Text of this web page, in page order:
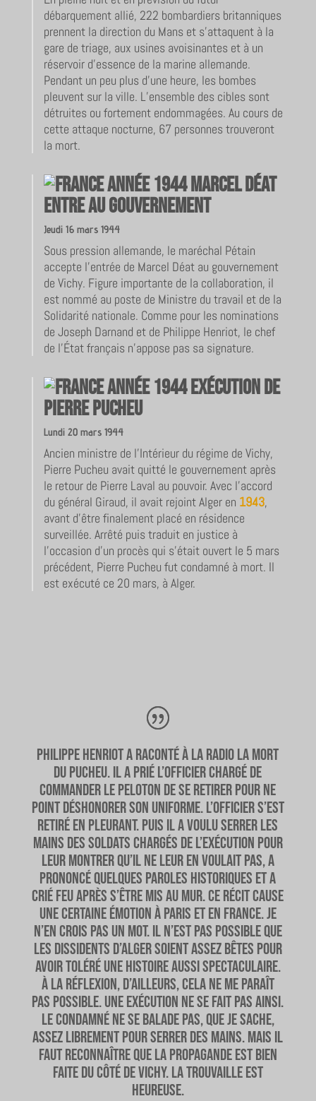
débarquement allié, 222 bombardiers britanniques
prennent la direction du Mans et s’attaquent à la
gare de triage, aux usines avoisinantes et à un
réservoir d’essence de la marine allemande.
Pendant un peu plus d’une heure, les bombes
pleuvent sur la ville. L’ensemble des cibles sont
détruites ou fortement endommagées. Au cours de
cette attaque nocturne, 67 personnes trouveront
la mort.
Marcel Déat
entre au gouvernement
Jeudi 16 mars 1944
Sous pression allemande, le maréchal Pétain
accepte l’entrée de Marcel Déat au gouvernement
de Vichy. Figure importante de la collaboration, il
est nommé au poste de Ministre du travail et de la
Solidarité nationale. Comme pour les nominations
de Joseph Darnand et de Philippe Henriot, le chef
de l’État français n’appose pas sa signature.
Exécution de
Pierre Pucheu
Lundi 20 mars 1944
Ancien ministre de l’Intérieur du régime de Vichy,
Pierre Pucheu avait quitté le gouvernement après
le retour de Pierre Laval au pouvoir. Avec l’accord
du général Giraud, il avait rejoint Alger en 1943,
avant d’être finalement placé en résidence
surveillée. Arrêté puis traduit en justice à
l’occasion d’un procès qui s’était ouvert le 5 mars
précédent, Pierre Pucheu fut condamné à mort. Il
est exécuté ce 20 mars, à Alger.
Philippe Henriot a raconté à la radio la mort
du Pucheu. Il a prié l’officier chargé de
commander le peloton de se retirer pour ne
point déshonorer son uniforme. L’officier s’est
retiré en pleurant. Puis il a voulu serrer les
mains des soldats chargés de l’exécution pour
leur montrer qu’il ne leur en voulait pas, a
prononcé quelques paroles historiques et a
crié feu après s’être mis au mur. Ce récit cause
une certaine émotion à Paris et en France. Je
n’en crois pas un mot. Il n’est pas possible que
les dissidents d’Alger soient assez bêtes pour
avoir toléré une histoire aussi spectaculaire.
À la réflexion, d’ailleurs, cela ne me paraît
pas possible. Une exécution ne se fait pas ainsi.
Le condamné ne se balade pas, que je sache,
assez librement pour serrer des mains. Mais il
faut reconnaître que la propagande est bien
faite du côté de Vichy. La trouvaille est
heureuse.